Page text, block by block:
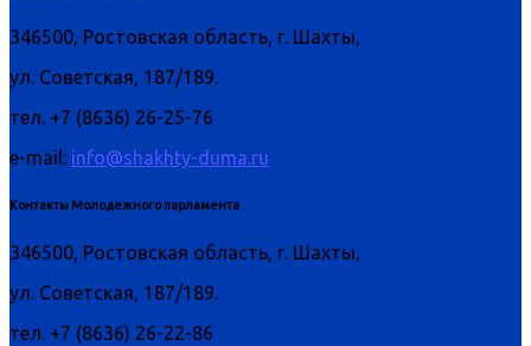
346500, Ростовская область, г. Шахты,
ул. Советская, 187/189.
тел. +7 (8636) 26-25-76
e-mail: info@shakhty-duma.ru
Контакты Молодежного парламента
346500, Ростовская область, г. Шахты,
ул. Советская, 187/189.
тел. +7 (8636) 26-22-86